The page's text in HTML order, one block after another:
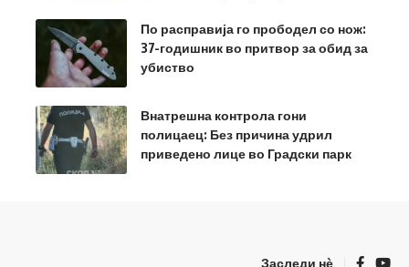
По расправија го прободел со нож:
37-годишник во притвор за обид за
убиство
Внатрешна контрола гони
полицаец: Без причина удрил
приведено лице во Градски парк
Заследи нѐ